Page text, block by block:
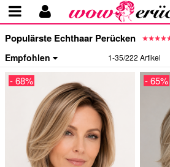
Populärste Echthaar Perücken
Empfohlen 1-35/222 Artikel
- 68% - 65%